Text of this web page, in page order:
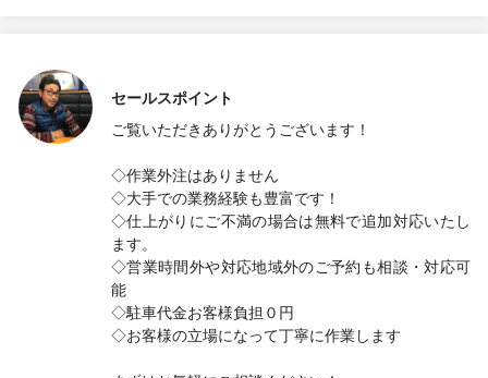
セールスポイント
ご覧いただきありがとうございます！
◇作業外注はありません
◇大手での業務経験も豊富です！
◇仕上がりにご不満の場合は無料で追加対応いたし
ます。
◇営業時間外や対応地域外のご予約も相談・対応可
能
◇駐車代金お客様負担０円
◇お客様の立場になって丁寧に作業します